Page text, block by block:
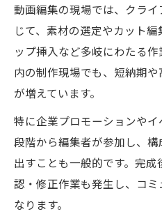
動画編集の現場では、クラ
じて、素材の選定やカット
ップ挿入など多岐にわたる
内の制作現場でも、短納期
が増えています。
特に企業プロモーションや
段階から編集者が参加し、
出すことも一般的です。完
認・修正作業も発生し、コ
なります。